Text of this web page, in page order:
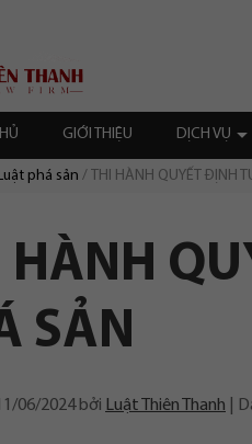
GIỚI THIỆU DỊCH VỤ
Luật phá sản THI HÀNH QUYẾT ĐỊNH
HÀNH
SẢN
06/2024bởi Luật Thiên Thanh